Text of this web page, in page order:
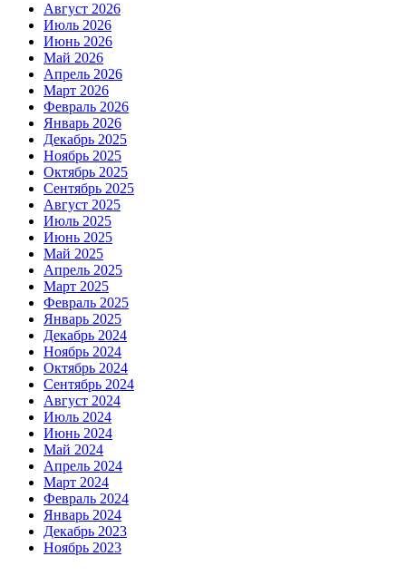
Август 2026
Июль 2026
Июнь 2026
Май 2026
Апрель 2026
Март 2026
Февраль 2026
Январь 2026
Декабрь 2025
Ноябрь 2025
Октябрь 2025
Сентябрь 2025
Август 2025
Июль 2025
Июнь 2025
Май 2025
Апрель 2025
Март 2025
Февраль 2025
Январь 2025
Декабрь 2024
Ноябрь 2024
Октябрь 2024
Сентябрь 2024
Август 2024
Июль 2024
Июнь 2024
Май 2024
Апрель 2024
Март 2024
Февраль 2024
Январь 2024
Декабрь 2023
Ноябрь 2023